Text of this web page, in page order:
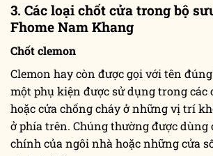
3. Các loại chốt cửa trong bộ
Fhome Nam Khang
Chốt clemon
Clemon hay còn được gọi với tên
một phụ kiện được sử dụng trong các
hoặc cửa chống cháy ở những vị trí
ở phía trên. Chúng thường được dùng
chính của ngôi nhà hoặc những cửa